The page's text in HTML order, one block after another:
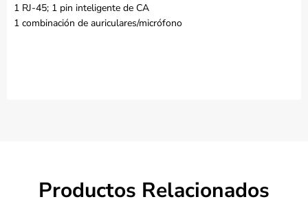
1 RJ-45; 1 pin inteligente de CA
1 combinación de auriculares/micrófono
Productos Relacionados